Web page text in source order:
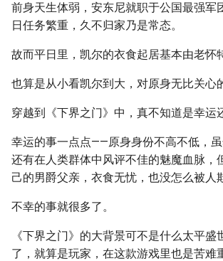
前身天生体弱，安东尼就职于公国最强军
日任务繁重，久不归家乃是常态。
故而平日里，凯尔的衣食起居基本由老怀
也算是从小看凯尔到大，对原身无比关心
穿越到《下界之门》中，真不知道是幸运
幸运的事一点点——原身身份不高不低，虽
还有在人类群体中风评不佳的魅魔血脉，
己的男爵父亲，衣食无忧，也没怎么被人
不幸的事就很多了。
《下界之门》的大背景可不是什么太平盛
了，就算是玩家，在这款游戏里也是苦难